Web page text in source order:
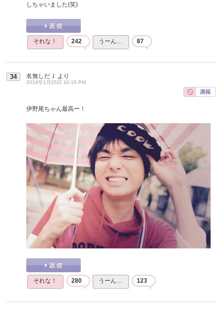
しちゃいました(笑)
それな！ 242 うーん… 87
34 名無しだＪ より
2016年1月25日 10:15 PM
伊野尾ちゃん最高ー！
それな！ 280 うーん… 123